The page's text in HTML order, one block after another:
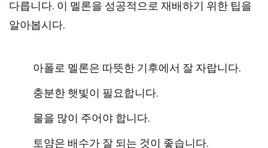
다릅니다. 이 멜론을 성공적으로 재배하기 위한 팁을
알아봅시다.
아폴로 멜론은 따뜻한 기후에서 잘 자랍니다.
충분한 햇빛이 필요합니다.
물을 많이 주어야 합니다.
토양은 배수가 잘 되는 것이 좋습니다.